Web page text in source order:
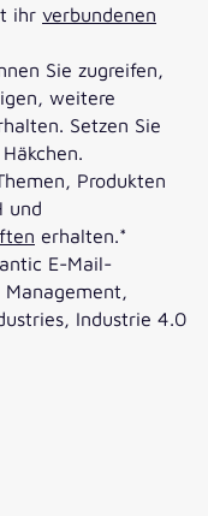
ihr verbundenen
Sie zugreifen,
weitere
Setzen Sie
Produkten
und
erhalten.*
E-Mail-
Industrie 4.0